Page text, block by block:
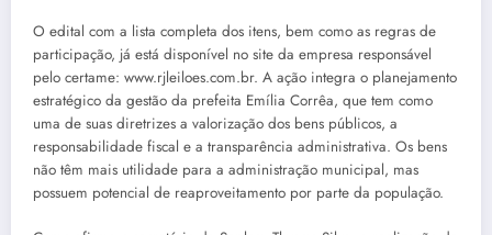
O edital com a lista completa dos itens, bem como as regras de
participação, já está disponível no site da empresa responsável
pelo certame: www.rjleiloes.com.br. A ação integra o planejamento
estratégico da gestão da prefeita Emília Corrêa, que tem como
uma de suas diretrizes a valorização dos bens públicos, a
responsabilidade fiscal e a transparência administrativa. Os bens
não têm mais utilidade para a administração municipal, mas
possuem potencial de reaproveitamento por parte da população.